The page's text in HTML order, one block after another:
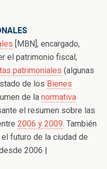
[MBN], encargado,
el patrimonio fiscal,
patrimoniales (algunas
de los Bienes
de la normativa
el resumen sobre las
2006 y 2009. También
futuro de la ciudad de
2006 |